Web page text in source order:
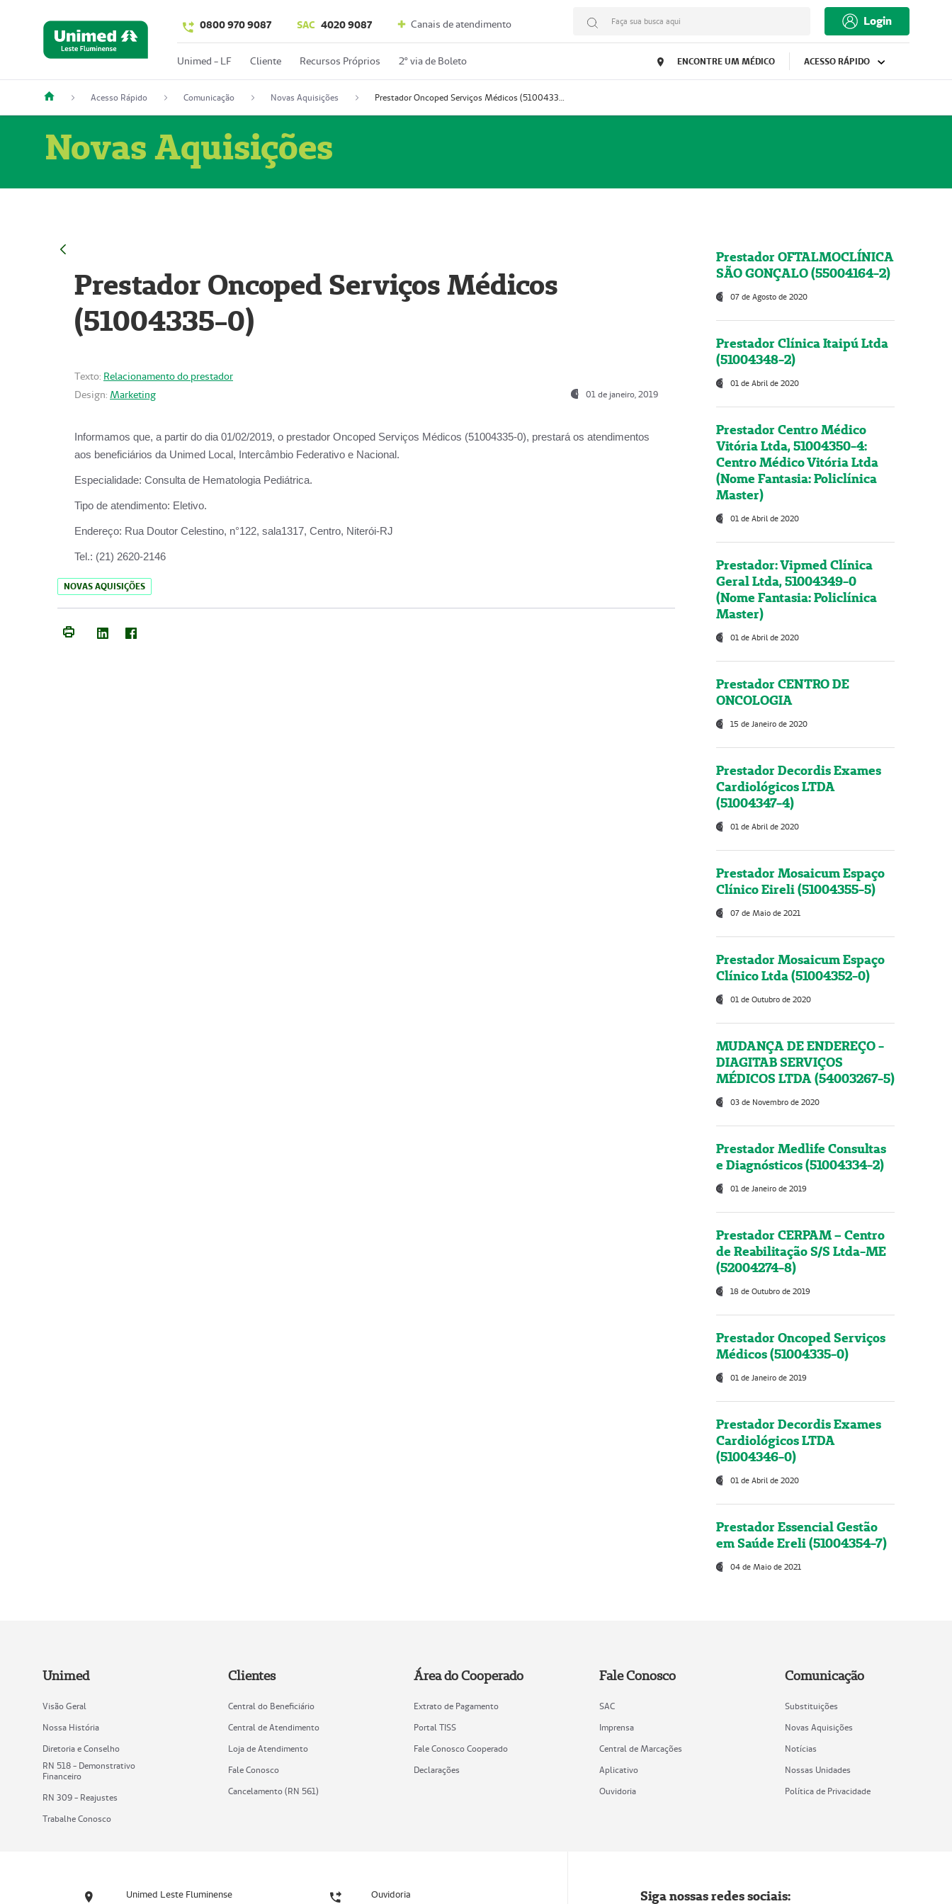
0800 970 9087 SAC 4020 9087 Canais de atendimento Faça sua busca aqui Login
Unimed - LF Cliente Recursos Próprios 2º via de Boleto ENCONTRE UM MÉDICO ACESSO RÁPIDO
Acesso Rápido Comunicação Novas Aquisições Prestador Oncoped Serviços Médicos (51004335-0)
Novas Aquisições
Prestador Oncoped Serviços Médicos
(51004335-0)
Texto: Relacionamento do prestador
Design: Marketing 01 de janeiro, 2019
Informamos que, a partir do dia 01/02/2019, o prestador Oncoped Serviços Médicos (51004335-0), prestará os atendimentos
aos beneficiários da Unimed Local, Intercâmbio Federativo e Nacional.
Especialidade: Consulta de Hematologia Pediátrica.
Tipo de atendimento: Eletivo.
Endereço: Rua Doutor Celestino, n°122, sala1317, Centro, Niterói-RJ
Tel.: (21) 2620-2146
NOVAS AQUISIÇÕES
Prestador OFTALMOCLÍNICA
SÃO GONÇALO (55004164-2)
07 de Agosto de 2020
Prestador Clínica Itaipú Ltda
(51004348-2)
01 de Abril de 2020
Prestador Centro Médico
Vitória Ltda, 51004350-4:
Centro Médico Vitória Ltda
(Nome Fantasia: Policlínica
Master)
01 de Abril de 2020
Prestador: Vipmed Clínica
Geral Ltda, 51004349-0
(Nome Fantasia: Policlínica
Master)
01 de Abril de 2020
Prestador CENTRO DE
ONCOLOGIA
15 de Janeiro de 2020
Prestador Decordis Exames
Cardiológicos LTDA
(51004347-4)
01 de Abril de 2020
Prestador Mosaicum Espaço
Clínico Eireli (51004355-5)
07 de Maio de 2021
Prestador Mosaicum Espaço
Clínico Ltda (51004352-0)
01 de Outubro de 2020
MUDANÇA DE ENDEREÇO -
DIAGITAB SERVIÇOS
MÉDICOS LTDA (54003267-5)
03 de Novembro de 2020
Prestador Medlife Consultas
e Diagnósticos (51004334-2)
01 de Janeiro de 2019
Prestador CERPAM – Centro
de Reabilitação S/S Ltda-ME
(52004274-8)
18 de Outubro de 2019
Prestador Oncoped Serviços
Médicos (51004335-0)
01 de Janeiro de 2019
Prestador Decordis Exames
Cardiológicos LTDA
(51004346-0)
01 de Abril de 2020
Prestador Essencial Gestão
em Saúde Ereli (51004354-7)
04 de Maio de 2021
Unimed
Visão Geral
Nossa História
Diretoria e Conselho
RN 518 - Demonstrativo
Financeiro
RN 309 - Reajustes
Trabalhe Conosco
Clientes
Central do Beneficiário
Central de Atendimento
Loja de Atendimento
Fale Conosco
Cancelamento (RN 561)
Área do Cooperado
Extrato de Pagamento
Portal TISS
Fale Conosco Cooperado
Declarações
Fale Conosco
SAC
Imprensa
Central de Marcações
Aplicativo
Ouvidoria
Comunicação
Substituições
Novas Aquisições
Notícias
Nossas Unidades
Política de Privacidade
Unimed Leste Fluminense Ouvidoria Siga nossas redes sociais: